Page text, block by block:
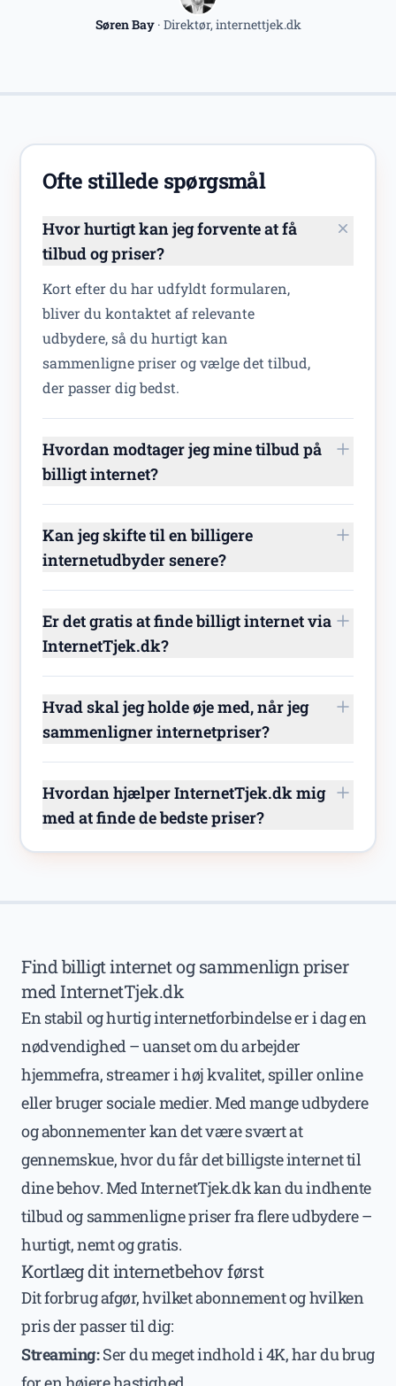
Søren Bay · Direktør, internettjek.dk
Ofte stillede spørgsmål
Hvor hurtigt kan jeg forvente at få
tilbud og priser?
Kort efter du har udfyldt formularen,
bliver du kontaktet af relevante
udbydere, så du hurtigt kan
sammenligne priser og vælge det tilbud,
der passer dig bedst.
Hvordan modtager jeg mine tilbud på
billigt internet?
Kan jeg skifte til en billigere
internetudbyder senere?
Er det gratis at finde billigt internet via
InternetTjek.dk?
Hvad skal jeg holde øje med, når jeg
sammenligner internetpriser?
Hvordan hjælper InternetTjek.dk mig
med at finde de bedste priser?
Find billigt internet og sammenlign priser
med InternetTjek.dk
En stabil og hurtig internetforbindelse er i dag en
nødvendighed – uanset om du arbejder
hjemmefra, streamer i høj kvalitet, spiller online
eller bruger sociale medier. Med mange udbydere
og abonnementer kan det være svært at
gennemskue, hvor du får det billigste internet til
dine behov. Med InternetTjek.dk kan du indhente
tilbud og sammenligne priser fra flere udbydere –
hurtigt, nemt og gratis.
Kortlæg dit internetbehov først
Dit forbrug afgør, hvilket abonnement og hvilken
pris der passer til dig:
Streaming:Ser du meget indhold i 4K, har du brug